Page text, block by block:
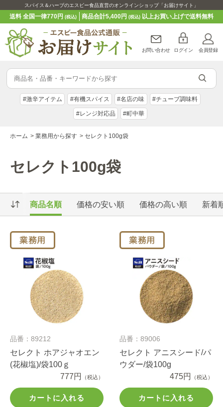
スパイス＆ハーブのエスビー食品直営のオンラインショップ「お届けサイト」
送料 全国一律770円(税込) 商品合計5,400円 (税込)以上お買い上げで送料無料
お問い合わせ ログイン 会員登録
#激辛アイテム #有機スパイス #名店の味 #チューブ調味料
#レンジ対応品 #町中華
ホーム > 業務用から探す > セレクト100g袋
セレクト100g袋
商品名順 価格の安い順 価格の高い順 新着
品番：89212
セレクト ホアジャオエン
(花椒塩)/袋100ｇ
777円
（税込）
カートに入れる
品番：89006
セレクト アニスシード/パ
ウダー/袋100g
475円
（税込）
カートに入れる